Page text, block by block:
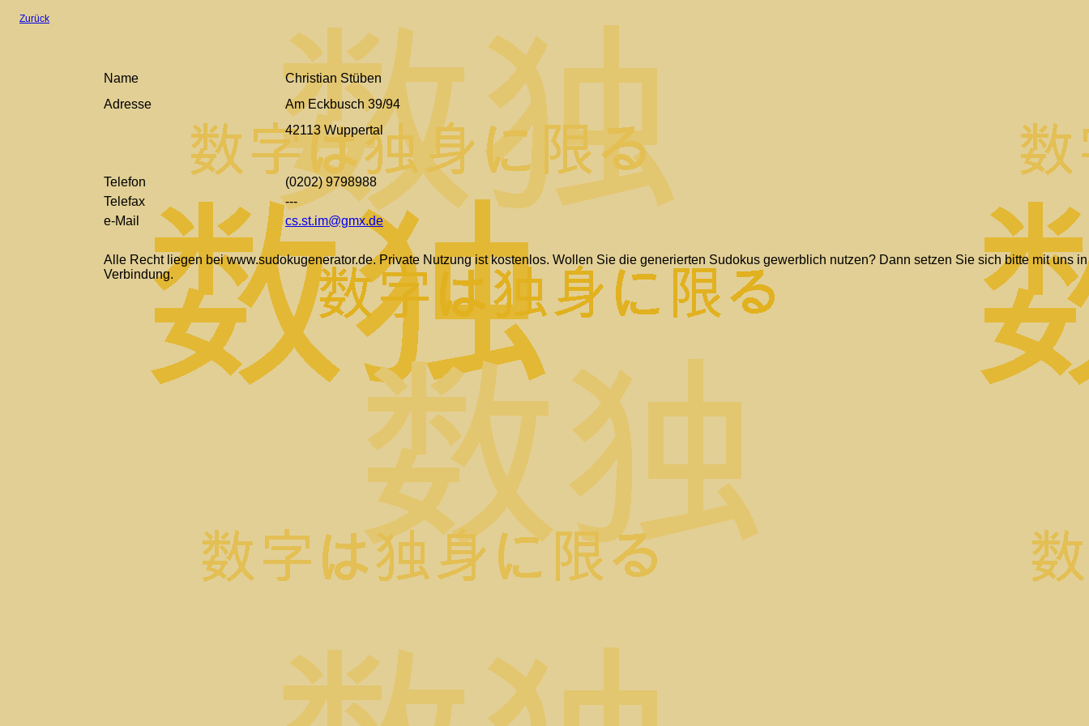
Zurück
Name
Christian Stüben
Adresse
Am Eckbusch 39/94
42113 Wuppertal
Telefon
(0202) 9798988
Telefax
---
e-Mail
cs.st.im@gmx.de
Alle Recht liegen bei www.sudokugenerator.de. Private Nutzung ist kostenlos. Wollen Sie die generierten Sudokus gewerblich nutzen? Dann setzen Sie sich bitte mit uns in
Verbindung.